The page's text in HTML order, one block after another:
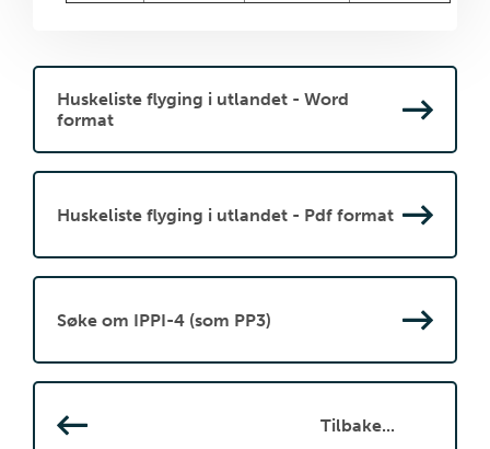
Huskeliste flyging i utlandet - Word
format
Huskeliste flyging i utlandet - Pdf format
Søke om IPPI-4 (som PP3)
Tilbake...